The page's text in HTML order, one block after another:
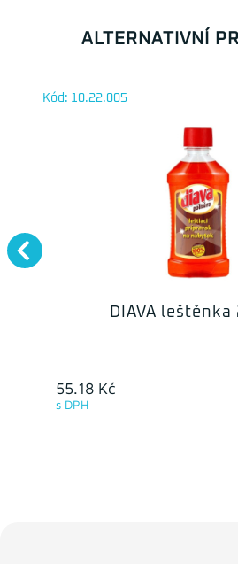
ALTERNATIVNÍ
DIAVA leštěnka
Kód: 10.22.005
55.18 Kč
s DPH